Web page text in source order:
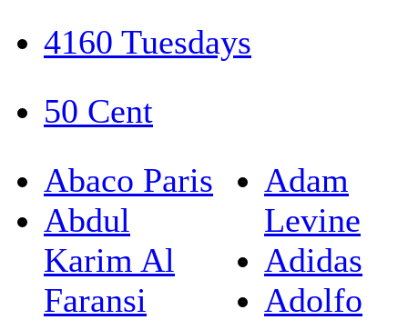
4160 Tuesdays
50 Cent
Abaco Paris
Abdul
Karim Al
Faransi
Adam
Levine
Adidas
Adolfo